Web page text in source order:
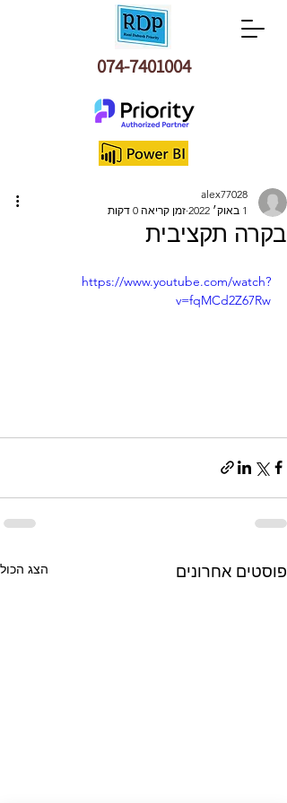
074-7401004
בקרה תקציבית
alex77028
1 באוק׳ 2022
זמן קריאה 0 דקות
https://www.youtube.com/watch?
v=fqMCd2Z67Rw
פוסטים אחרונים הצג הכול